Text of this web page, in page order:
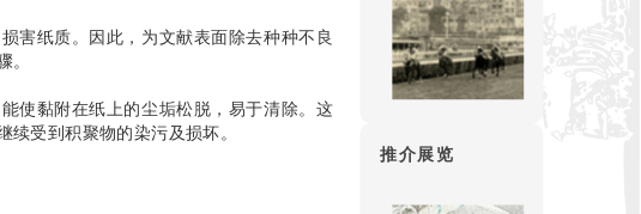
害纸质。因此，为文献表面除去种种不良
。
使黏附在纸上的尘垢松脱，易于清除。这
续受到积聚物的染污及损坏。
推介展览